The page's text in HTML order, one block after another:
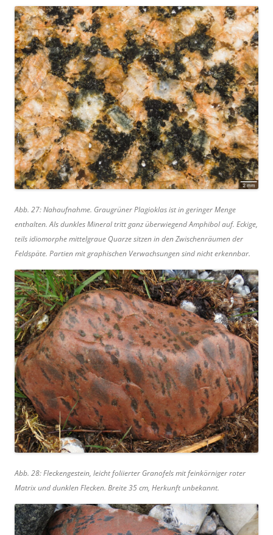
Abb. 27: Nahaufnahme. Graugrüner Plagioklas ist in geringer Menge
enthalten. Als dunkles Mineral tritt ganz überwiegend Amphibol auf. Eckige,
teils idiomorphe mittelgraue Quarze sitzen in den Zwischenräumen der
Feldspäte. Partien mit graphischen Verwachsungen sind nicht erkennbar.
Abb. 28: Fleckengestein, leicht foliierter Granofels mit feinkörniger roter
Matrix und dunklen Flecken. Breite 35 cm, Herkunft unbekannt.